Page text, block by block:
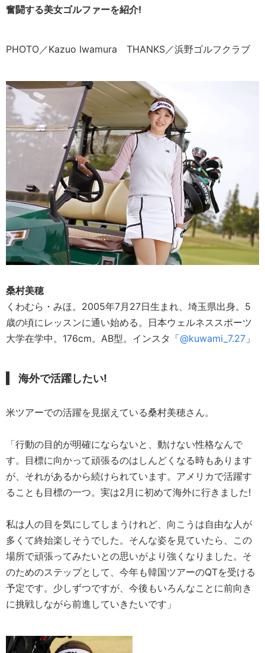
奮闘する美女ゴルファーを紹介!
PHOTO／Kazuo Iwamura THANKS／浜野ゴルフクラブ
桑村美穂
くわむら・みほ。2005年7月27日生まれ、埼玉県出身。5
歳の頃にレッスンに通い始める。日本ウェルネススポーツ
大学在学中。176cm。AB型。インスタ「@kuwami_7.27 」
海外で活躍したい!
米ツアーでの活躍を見据えている桑村美穂さん。
「行動の目的が明確にならないと、動けない性格なんで
す。目標に向かって頑張るのはしんどくなる時もあります
が、それがあるから続けられています。アメリカで活躍す
ることも目標の一つ。実は2月に初めて海外に行きました!
私は人の目を気にしてしまうけれど、向こうは自由な人が
多くて終始楽しそうでした。そんな姿を見ていたら、この
場所で頑張ってみたいとの思いがより強くなりました。そ
のためのステップとして、今年も韓国ツアーのQTを受ける
予定です。少しずつですが、今後もいろんなことに前向き
に挑戦しながら前進していきたいです」